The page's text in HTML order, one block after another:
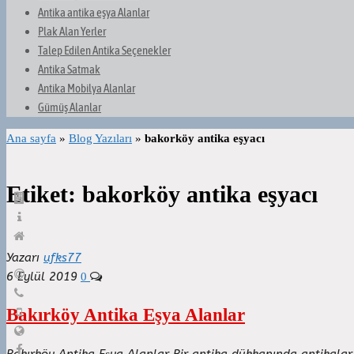
Antika antika eşya Alanlar
Plak Alan Yerler
Talep Edilen Antika Seçenekler
Antika Satmak
Antika Mobilya Alanlar
Gümüş Alanlar
Ana sayfa » Blog Yazıları » bakorköy antika eşyacı
Etiket: bakorköy antika eşyacı
Yazarı ufks77
6 Eylül 2019 0
Bakırköy Antika Eşya Alanlar